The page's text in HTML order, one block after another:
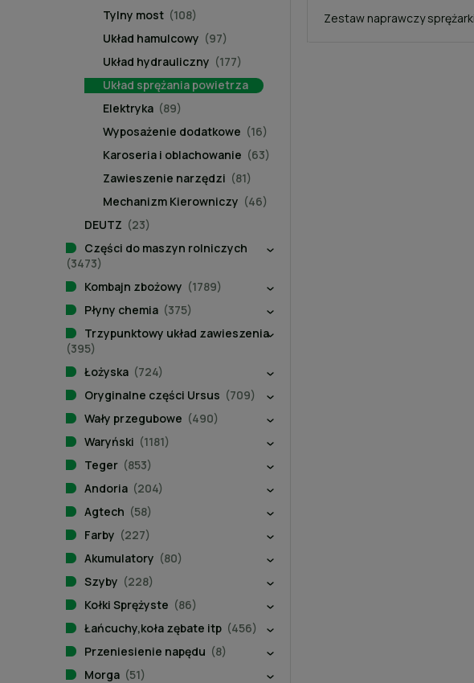
Tylny most (108)
Układ hamulcowy (97)
Układ hydrauliczny (177)
Układ sprężania powietrza
Elektryka (89)
Wyposażenie dodatkowe (16)
Karoseria i oblachowanie (63)
Zawieszenie narzędzi (81)
Mechanizm Kierowniczy (46)
DEUTZ (23)
Części do maszyn rolniczych
(3473)
Kombajn zbożowy (1789)
Płyny chemia (375)
Trzypunktowy układ zawieszenia
(395)
Łożyska (724)
Oryginalne części Ursus (709)
Wały przegubowe (490)
Waryński (1181)
Teger (853)
Andoria (204)
Agtech (58)
Farby (227)
Akumulatory (80)
Szyby (228)
Kołki Sprężyste (86)
Łańcuchy,koła zębate itp (456)
Przeniesienie napędu (8)
Morga (51)
Zestaw naprawczy